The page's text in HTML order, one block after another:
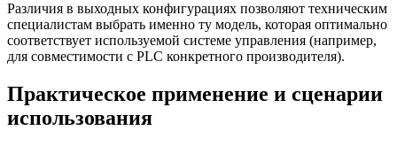
Различия в выходных конфигурациях позволяют техническим
специалистам выбрать именно ту модель, которая оптимально
соответствует используемой системе управления (например,
для совместимости с PLC конкретного производителя).
Практическое применение и сценарии
использования